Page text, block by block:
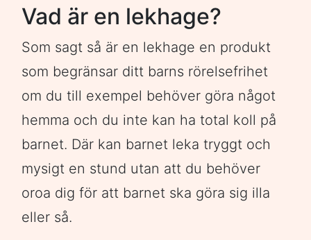
Vad är en lekhage?
Som sagt så är en lekhage en produkt
som begränsar ditt barns rörelsefrihet
om du till exempel behöver göra något
hemma och du inte kan ha total koll på
barnet. Där kan barnet leka tryggt och
mysigt en stund utan att du behöver
oroa dig för att barnet ska göra sig illa
eller så.